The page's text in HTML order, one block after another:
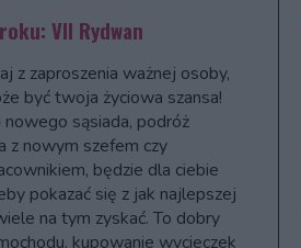
VII Rydwan
z zaproszenia ważnej osoby,
być twoja życiowa szansa!
sąsiada, podróż
z nowym szefem czy
będzie dla ciebie
pokazać się z jak najlepszej
na tym zyskać. To dobry
kupowanie wycieczek